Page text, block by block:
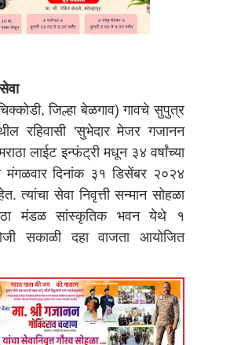
जिल्हा बेळगाव) गावचे सुपुत्र
रहिवासी 'सुभेदार मेजर गजानन
लाईट इन्फंट्री मधून ३४ वर्षांच्या
मंगळवार दिनांक ३१ डिसेंबर २०२४
त्यांचा सेवा निवृत्ती सन्मान सोहळा
मंडळ सांस्कृतिक भवन येथे १
सकाळी दहा वाजता आयोजित